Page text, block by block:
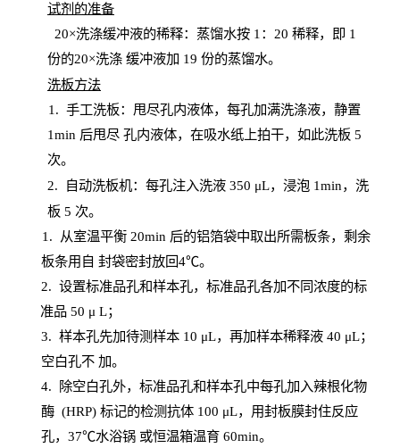
试剂的准备
20×洗涤缓冲液的稀释：蒸馏水按 1：20 稀释，即 1
份的20×洗涤 缓冲液加 19 份的蒸馏水。
洗板方法
1. 手工洗板：甩尽孔内液体，每孔加满洗涤液，静置
1min 后甩尽 孔内液体，在吸水纸上拍干，如此洗板 5
次。
2.
自动洗板机：每孔注入洗液 350 μL，浸泡 1min，洗
板 5 次。
1 . 从室温平衡 20min 后的铝箔袋中取出所需板条，剩余
板条用自 封袋密封放回4℃。
2. 设置标准品孔和样本孔，标准品孔各加不同浓度的标
准品 50 μ L；
3. 样本孔先加待测样本 10 μL，再加样本稀释液 40 μL；
空白孔不 加。
4.
除空白孔外，标准品孔和样本孔中每孔加入辣根化物
酶 (HRP) 标记的检测抗体 100 μL，用封板膜封住反应
孔， 37℃水浴锅 或恒温箱温育60min。